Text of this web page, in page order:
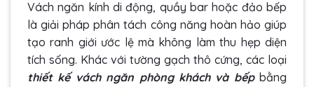
Vách ngăn kính di động, quầy bar hoặc đảo bếp
là giải pháp phân tách công năng hoàn hảo giúp
tạo ranh giới ước lệ mà không làm thu hẹp diện
tích sống. Khác với tường gạch thô cứng, các loại
thiết kế vách ngăn phòng khách và bếpbằng